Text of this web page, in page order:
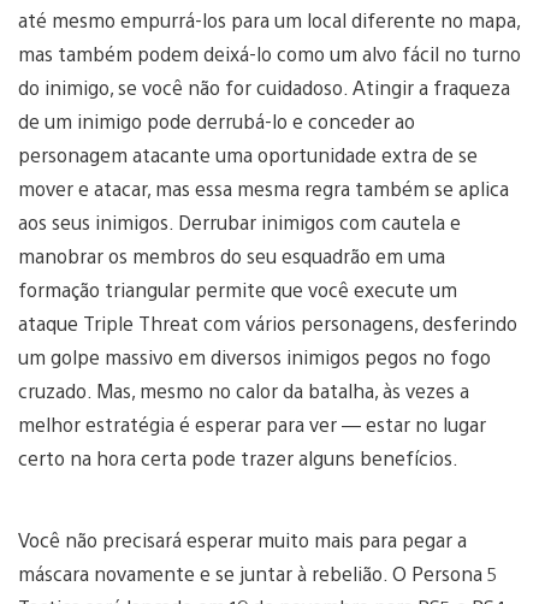
até mesmo empurrá-los para um local diferente no mapa,
mas também podem deixá-lo como um alvo fácil no turno
do inimigo, se você não for cuidadoso. Atingir a fraqueza
de um inimigo pode derrubá-lo e conceder ao
personagem atacante uma oportunidade extra de se
mover e atacar, mas essa mesma regra também se aplica
aos seus inimigos. Derrubar inimigos com cautela e
manobrar os membros do seu esquadrão em uma
formação triangular permite que você execute um
ataque Triple Threat com vários personagens, desferindo
um golpe massivo em diversos inimigos pegos no fogo
cruzado. Mas, mesmo no calor da batalha, às vezes a
melhor estratégia é esperar para ver — estar no lugar
certo na hora certa pode trazer alguns benefícios.
Você não precisará esperar muito mais para pegar a
máscara novamente e se juntar à rebelião. O Persona 5